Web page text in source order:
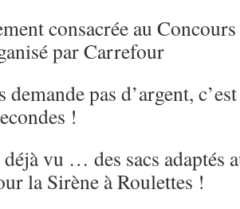
consacrée au
par Carrefour
demande pas d’argent,
!
vu … des sacs adaptés
la Sirène à Roulettes !